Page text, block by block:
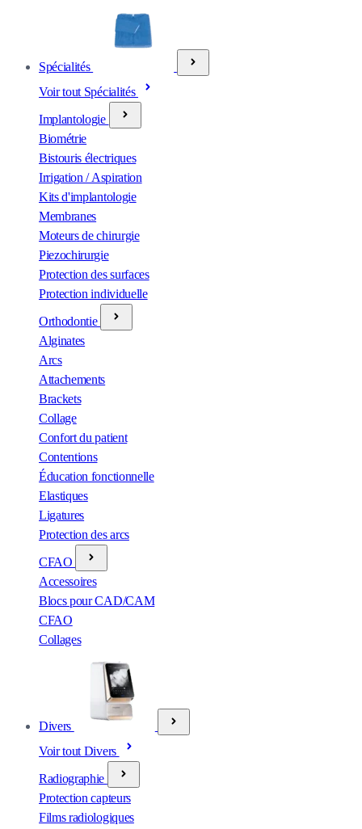
Spécialités
Voir tout Spécialités
Implantologie
Biométrie
Bistouris électriques
Irrigation / Aspiration
Kits d'implantologie
Membranes
Moteurs de chirurgie
Piezochirurgie
Protection des surfaces
Protection individuelle
Orthodontie
Alginates
Arcs
Attachements
Brackets
Collage
Confort du patient
Contentions
Éducation fonctionnelle
Elastiques
Ligatures
Protection des arcs
CFAO
Accessoires
Blocs pour CAD/CAM
CFAO
Collages
Divers
Voir tout Divers
Radiographie
Protection capteurs
Films radiologiques